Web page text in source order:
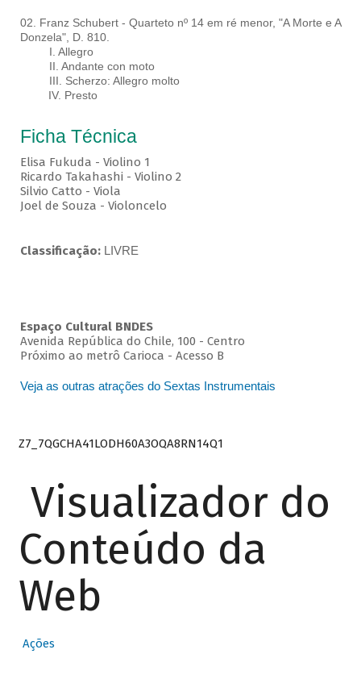
02. Franz Schubert - Quarteto nº 14 em ré menor, "A Morte e A
Donzela", D. 810.
I. Allegro
II. Andante con moto
III. Scherzo: Allegro molto
IV. Presto
Ficha Técnica
Elisa Fukuda - Violino 1
Ricardo Takahashi - Violino 2
Silvio Catto - Viola
Joel de Souza - Violoncelo
Classificação: LIVRE
Espaço Cultural BNDES
Avenida República do Chile, 100 - Centro
Próximo ao metrô Carioca - Acesso B
Veja as outras atrações do Sextas Instrumentais
Z7_7QGCHA41LODH60A3OQA8RN14Q1
Visualizador do
Conteúdo da
Web
Ações